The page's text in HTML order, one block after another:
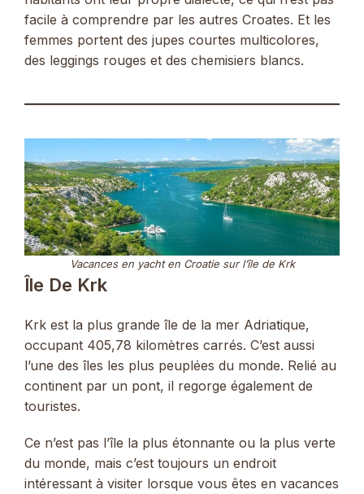
facile à comprendre par les autres Croates. Et les
femmes portent des jupes courtes multicolores,
des leggings rouges et des chemisiers blancs.
Vacances en yacht en Croatie sur l’île de Krk
Île De Krk
Krk est la plus grande île de la mer Adriatique,
occupant 405,78 kilomètres carrés. C’est aussi
l’une des îles les plus peuplées du monde. Relié au
continent par un pont, il regorge également de
touristes.
Ce n’est pas l’île la plus étonnante ou la plus verte
du monde, mais c’est toujours un endroit
intéressant à visiter lorsque vous êtes en vacances